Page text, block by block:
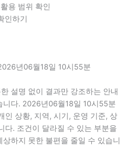
용 범위 확인
인하기
년06월18일 10시55분
설명 없이 결과만 강조하는 안내
니다. 2026년06월18일 10시55분
인 상황, 지역, 시기, 운영 기준, 상
다. 조건이 달라질 수 있는 부분을
하지 못한 불편을 줄일 수 있습니